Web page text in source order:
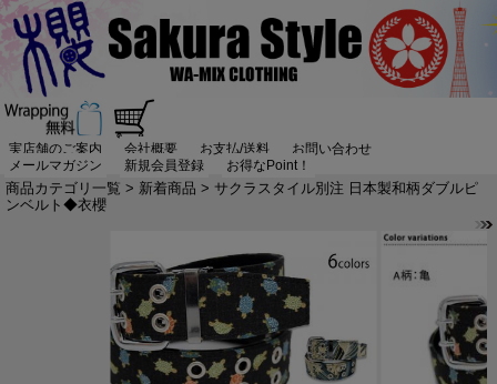
実店舗のご案内 会社概要 お支払/送料
お問い合わせ
メールマガジン
新規会員登録 お得なPoint！
商品カテゴリ一覧 > 新着商品 > サクラスタイル別注 日本製和柄ダブルピ
ンベルト◆衣櫻